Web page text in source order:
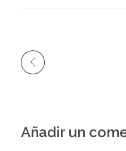
Añadir un